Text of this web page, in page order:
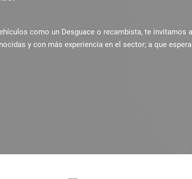
como un Desguace o recambista, te invitamos a
y con más experiencia en el sector; a que